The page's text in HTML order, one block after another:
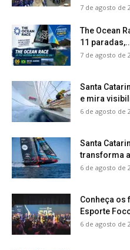
7 de agosto de
The Ocean
11
7 de agosto de
Santa
e mira
6 de agosto de
Santa
transforma
6 de agosto de
Conheça os
Esporte
6 de agosto de